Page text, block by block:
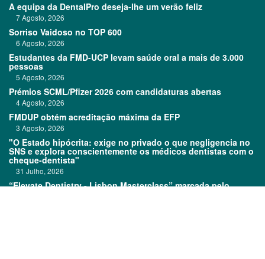
A equipa da DentalPro deseja-lhe um verão feliz
7 Agosto, 2026
Sorriso Vaidoso no TOP 600
6 Agosto, 2026
Estudantes da FMD-UCP levam saúde oral a mais de 3.000
pessoas
5 Agosto, 2026
Prémios SCML/Pfizer 2026 com candidaturas abertas
4 Agosto, 2026
FMDUP obtém acreditação máxima da EFP
3 Agosto, 2026
"O Estado hipócrita: exige no privado o que negligencia no
SNS e explora conscientemente os médicos dentistas com o
cheque-dentista"
31 Julho, 2026
“Elevate Dentistry - Lisbon Masterclass” marcada pelo